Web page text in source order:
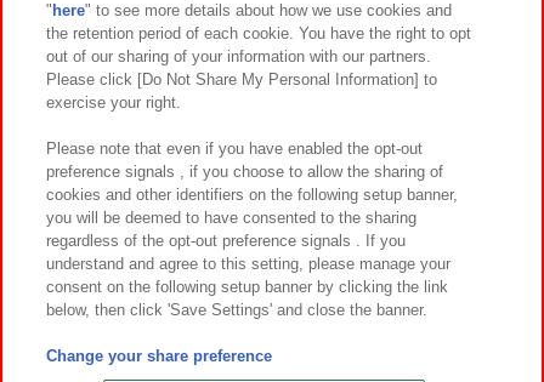
関連会社 サステナビリティ サイトポリシー
プライバシーポリシー ウェブアクセシビリティ方針と検証結果
お取引先さまとともに
カスタマーハラスメント対応方針 よくあるご質問・お問い合わせ
©Bandai Namco Amusement Inc.
©Bandai Namco Amusement Lab Inc.
" here" to see more details about how we use cookies and
the retention period of each cookie. You have the right to opt
out of our sharing of your information with our partners.
Please click [Do Not Share My Personal Information] to
exercise your right.
Please note that even if you have enabled the opt-out
preference signals , if you choose to allow the sharing of
cookies and other identifiers on the following setup banner,
you will be deemed to have consented to the sharing
regardless of the opt-out preference signals . If you
understand and agree to this setting, please manage your
consent on the following setup banner by clicking the link
below, then click 'Save Settings' and close the banner.
Change your share preference